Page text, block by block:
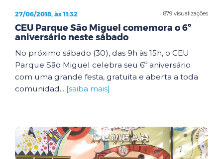
879 visualizações
27/06/2018, às 11:32
CEU Parque São Miguel comemora o 6º
aniversário neste sábado
No próximo sábado (30), das 9h às 15h, o CEU
Parque São Miguel celebra seu 6º aniversário
com uma grande festa, gratuita e aberta a toda
comunidad... [saiba mais]